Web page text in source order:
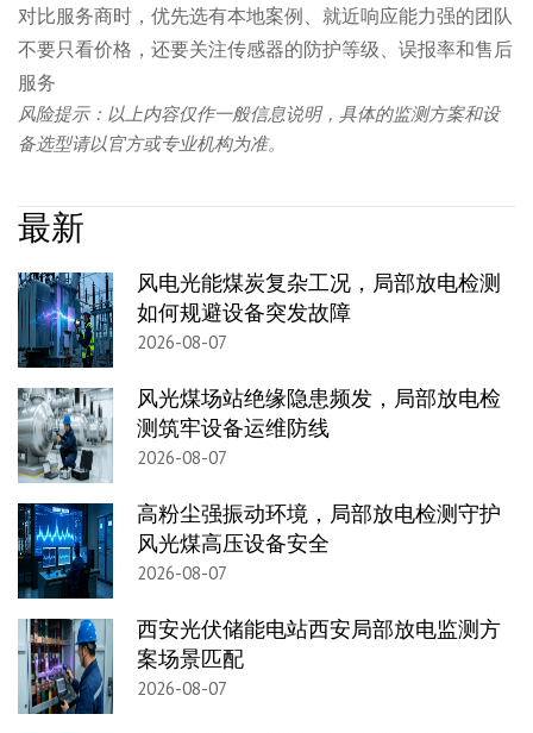
对比服务商时，优先选有本地案例、就近响应能力强的团队
不要只看价格，还要关注传感器的防护等级、误报率和售后
服务
风险提示：以上内容仅作一般信息说明，具体的监测方案和设
备选型请以官方或专业机构为准。
最新
风电光能煤炭复杂工况，局部放电检测
如何规避设备突发故障
2026-08-07
风光煤场站绝缘隐患频发，局部放电检
测筑牢设备运维防线
2026-08-07
高粉尘强振动环境，局部放电检测守护
风光煤高压设备安全
2026-08-07
西安光伏储能电站西安局部放电监测方
案场景匹配
2026-08-07